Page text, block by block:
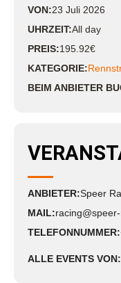
VON:23 Juli 2026
UHRZEIT:All day
PREIS:195.92€
KATEGORIE:
BEIM ANBIETER
ANBIETER:Speer
MAIL:
TELEFONNUMMER:
ALLE EVENTS VON: